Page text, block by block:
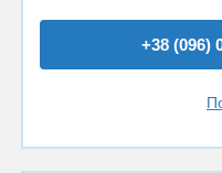
+38 (096)